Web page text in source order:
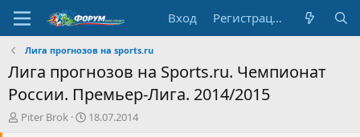
Вход Регистрация
Лига прогнозов на sports.ru
Лига прогнозов на Sports.ru. Чемпионат
России. Премьер-Лига. 2014/2015
А
Piter Brok
Д
18.07.2014